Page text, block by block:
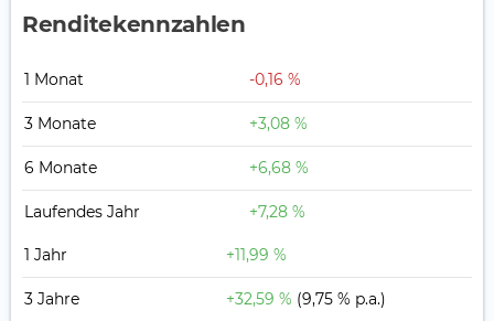
Renditekennzahlen
1 Monat -0,16 %
3 Monate +3,08 %
6 Monate +6,68 %
Laufendes Jahr +7,28 %
1 Jahr +11,99 %
3 Jahre +32,59 % (9,75 % p.a.)